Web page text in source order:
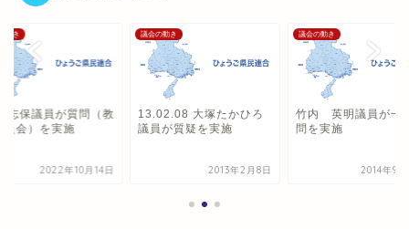
動き
志保議員が質問（教
員会）を実施
2022年10月14日
議会の動き
13.02.08 大塚たかひろ
議員が質疑を実施
2013年2月8日
議会の動き
竹内 英明議員が一
問を実施
2014年9